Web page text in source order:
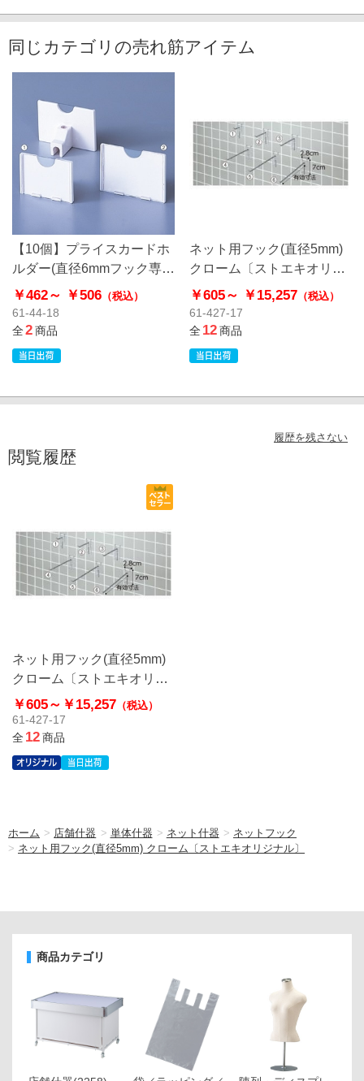
同じカテゴリの売れ筋アイテム
【10個】プライスカードホ
ルダー(直径6mmフック専
用)〔ストエキオリジナル〕
￥462～ ￥506 （税込）
61-44-18
全2商品
ネット用フック(直径5mm)
クローム〔ストエキオリジ
ナル〕
￥605～ ￥15,257（税込）
61-427-17
全12商品
履歴を残さない
閲覧履歴
ネット用フック(直径5mm)
クローム〔ストエキオリジ
ナル〕
￥605～ ￥15,257 （税込）
61-427-17
全12商品
ホーム > 店舗什器 > 単体什器 > ネット什器 > ネットフック
> ネット用フック(直径5mm) クローム〔ストエキオリジナル〕
商品カテゴリ